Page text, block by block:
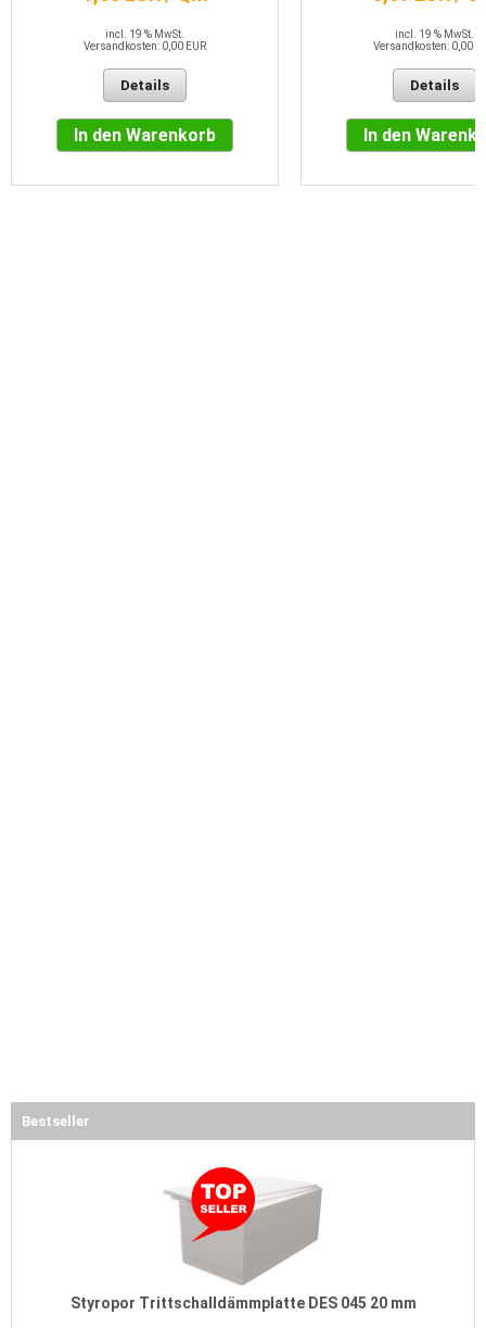
incl. 19 % MwSt.
Versandkosten: 0,00 EUR
Details
In den Warenkorb
incl. 19 % MwSt.
Versandkosten: 0,00
Details
In den
Bestseller
Styropor Trittschalldämmplatte DES 045 20 mm